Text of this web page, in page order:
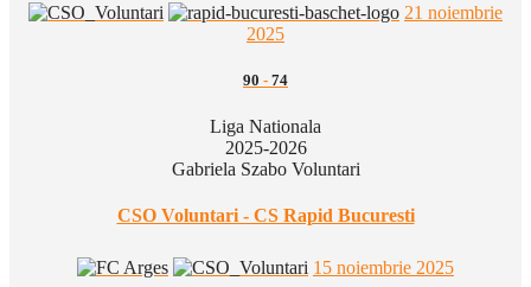
21 noiembrie
2025
90 - 74
Liga Nationala
2025-2026
Gabriela Szabo Voluntari
CSO Voluntari - CS Rapid Bucuresti
15 noiembrie 2025